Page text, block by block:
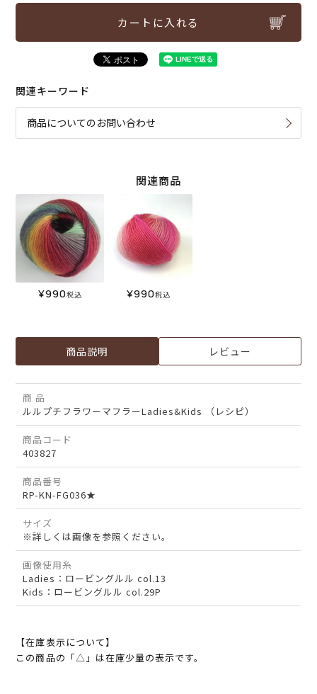
カートに入れる
関連キーワード
商品についてのお問い合わせ
関連商品
¥990税込 ¥990税込
商品説明 レビュー
商 品
ルルプチフラワーマフラーLadies&Kids （レシピ）
商品コード
403827
商品番号
RP-KN-FG036★
サイズ
※詳しくは画像を参照ください。
画像使用糸
Ladies：ロービングルル col.13
Kids：ロービングルル col.29P
【在庫表示について】
この商品の「△」は在庫少量の表示です。